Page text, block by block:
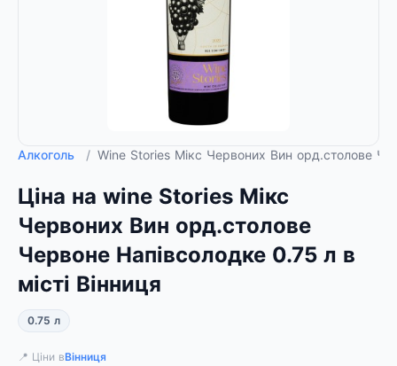
Алкоголь / Wine Stories Мікс Червоних Вин орд.столове
Ціна на wine Stories Мікс
Червоних Вин орд.столове
Червоне Напівсолодке 0.75 л в
місті Вінниця
0.75 л
📍 Ціни вВінниця